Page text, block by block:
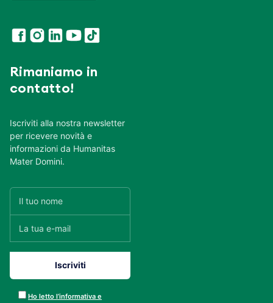
Rimaniamo in
contatto!
Iscriviti alla nostra newsletter
per ricevere novità e
informazioni da Humanitas
Mater Domini.
Ho letto l’informativa e